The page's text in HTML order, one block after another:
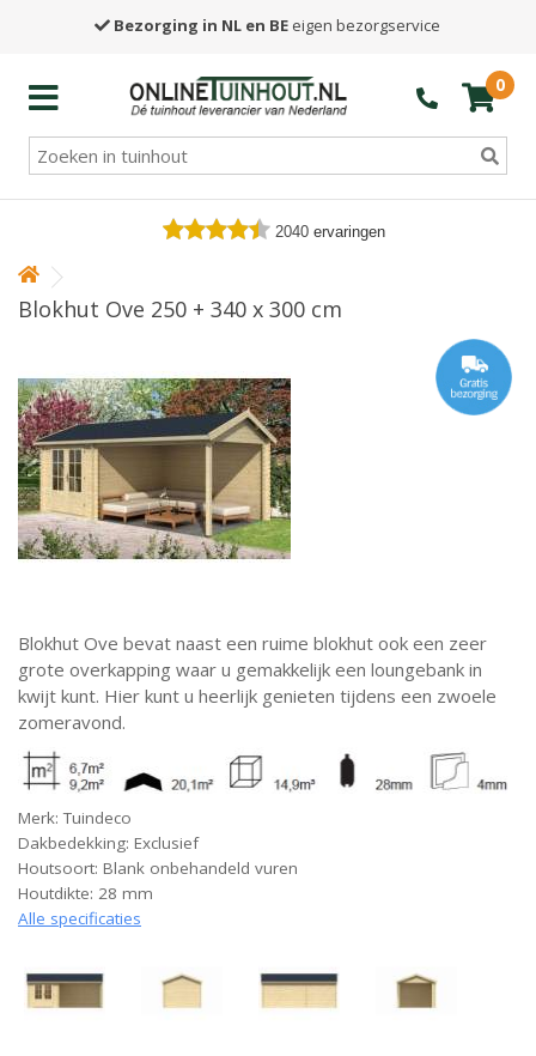
Bezorging in NL en BE eigen bezorgservice
0
2040 ervaringen
Blokhut Ove 250 + 340 x 300 cm
Blokhut Ove bevat naast een ruime blokhut ook een zeer
grote overkapping waar u gemakkelijk een loungebank in
kwijt kunt. Hier kunt u heerlijk genieten tijdens een zwoele
zomeravond.
Merk: Tuindeco
Dakbedekking: Exclusief
Houtsoort: Blank onbehandeld vuren
Houtdikte: 28 mm
Alle specificaties